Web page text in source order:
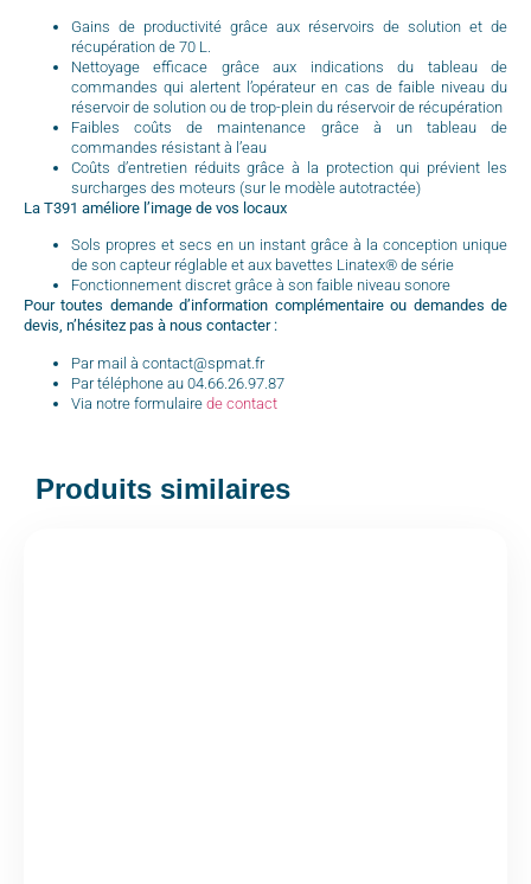
Gains de productivité grâce aux réservoirs de solution et de
récupération de 70 L.
Nettoyage efficace grâce aux indications du tableau de
commandes qui alertent l’opérateur en cas de faible niveau du
réservoir de solution ou de trop-plein du réservoir de récupération
Faibles coûts de maintenance grâce à un tableau de
commandes résistant à l’eau
Coûts d’entretien réduits grâce à la protection qui prévient les
surcharges des moteurs (sur le modèle autotractée)
La T391 améliore l’image de vos locaux
Sols propres et secs en un instant grâce à la conception unique
de son capteur réglable et aux bavettes Linatex® de série
Fonctionnement discret grâce à son faible niveau sonore
Pour toutes demande d’information complémentaire ou demandes de
devis, n’hésitez pas à nous contacter :
Par mail à contact@spmat.fr
Par téléphone au 04.66.26.97.87
Via notre formulaire de contact
Produits similaires